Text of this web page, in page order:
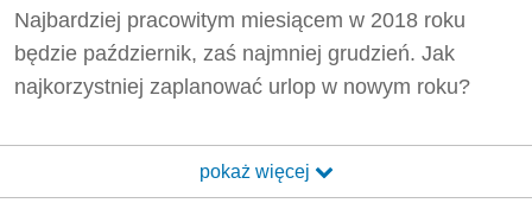
Najbardziej pracowitym miesiącem w 2018 roku
będzie październik, zaś najmniej grudzień. Jak
najkorzystniej zaplanować urlop w nowym roku?
pokaż więcej